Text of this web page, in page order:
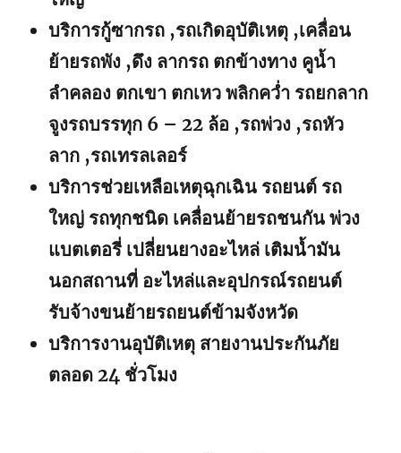
บริการกู้ซากรถ ,รถเกิดอุบัติเหตุ ,เคลื่อน
ย้ายรถพัง ,ดึง ลากรถ ตกข้างทาง คูน้ำ
ลำคลอง ตกเขา ตกเหว พลิกคว่ำ รถยกลาก
จูงรถบรรทุก 6 – 22 ล้อ ,รถพ่วง ,รถหัว
ลาก ,รถเทรลเลอร์
บริการช่วยเหลือเหตุฉุกเฉิน รถยนต์ รถ
ใหญ่ รถทุกชนิด เคลื่อนย้ายรถชนกัน พ่วง
แบตเตอรี่ เปลี่ยนยางอะไหล่ เติมน้ำมัน
นอกสถานที่ อะไหล่และอุปกรณ์รถยนต์
รับจ้างขนย้ายรถยนต์ข้ามจังหวัด
บริการงานอุบัติเหตุ สายงานประกันภัย
ตลอด 24 ชั่วโมง